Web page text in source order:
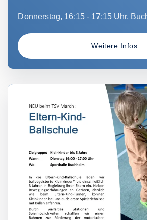
Donnerstag, 16:15 - 17:15 Uhr,
Weitere Infos